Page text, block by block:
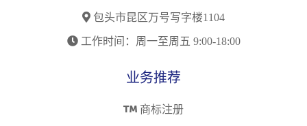
包头市昆区万号写字楼1104
工作时间：周一至周五 9:00-18:00
业务推荐
商标注册